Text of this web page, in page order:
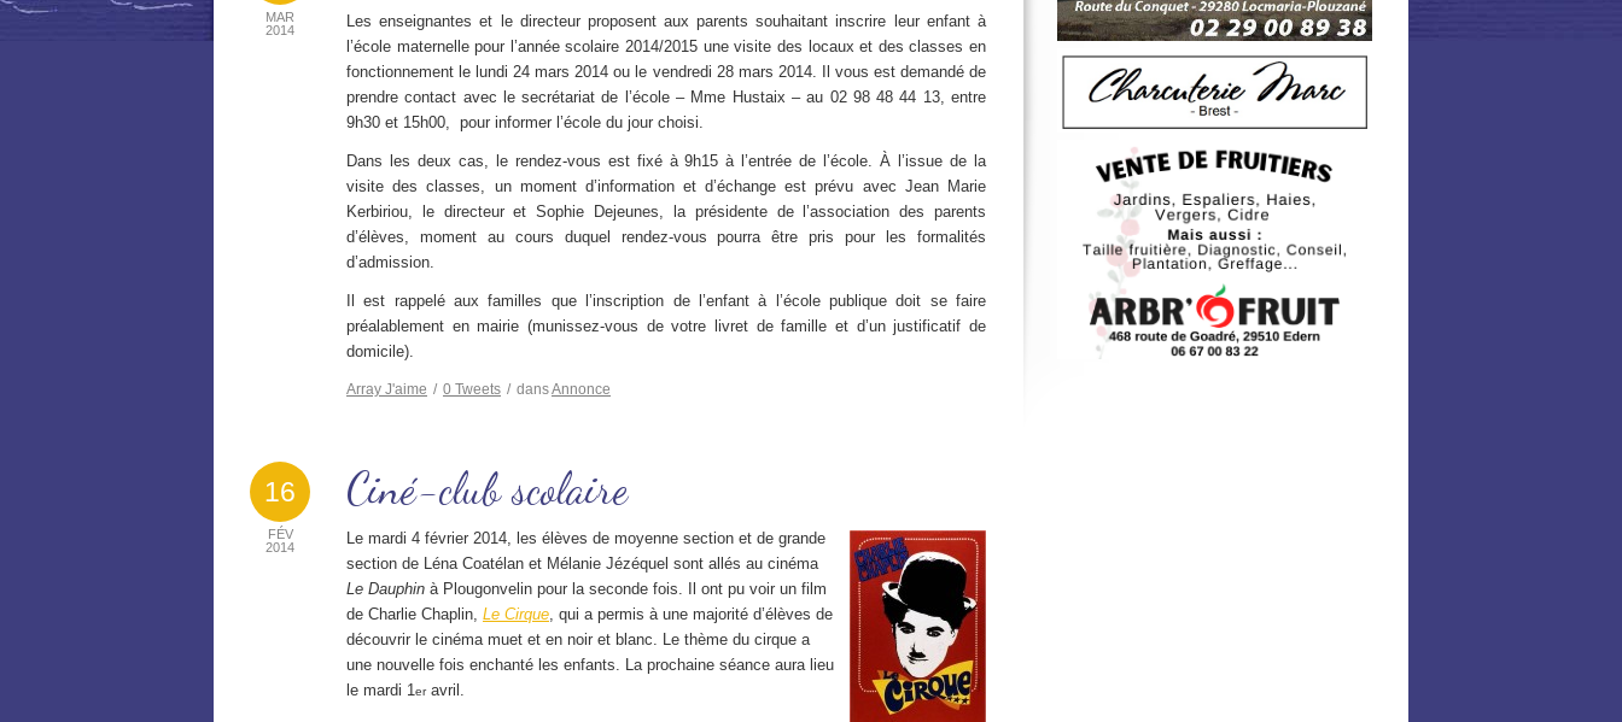
MAR
2014
Les enseignantes et le directeur proposent aux parents souhaitant inscrire leur enfant à
l’école maternelle pour l’année scolaire 2014/2015 une visite des locaux et des classes en
fonctionnement le lundi 24 mars 2014 ou le vendredi 28 mars 2014. Il vous est demandé de
prendre contact avec le secrétariat de l’école – Mme Hustaix – au 02 98 48 44 13, entre
9h30 et 15h00, pour informer l’école du jour choisi.
Dans les deux cas, le rendez-vous est fixé à 9h15 à l’entrée de l’école. À l’issue de la
visite des classes, un moment d’information et d’échange est prévu avec Jean Marie
Kerbiriou, le directeur et Sophie Dejeunes, la présidente de l’association des parents
d’élèves, moment au cours duquel rendez-vous pourra être pris pour les formalités
d’admission.
Il est rappelé aux familles que l’inscription de l’enfant à l’école publique doit se faire
préalablement en mairie (munissez-vous de votre livret de famille et d’un justificatif de
domicile).
Array J'aime / 0 Tweets / dansAnnonce
16
FÉV
2014
Ciné-club scolaire
Le mardi 4 février 2014, les élèves de moyenne section et de grande
section de Léna Coatélan et Mélanie Jézéquel sont allés au cinéma
Le Dauphin à Plougonvelin pour la seconde fois. Il ont pu voir un film
de Charlie Chaplin, Le Cirque, qui a permis à une majorité d’élèves de
découvrir le cinéma muet et en noir et blanc. Le thème du cirque a
une nouvelle fois enchanté les enfants. La prochaine séance aura lieu
le mardi 1eravril.